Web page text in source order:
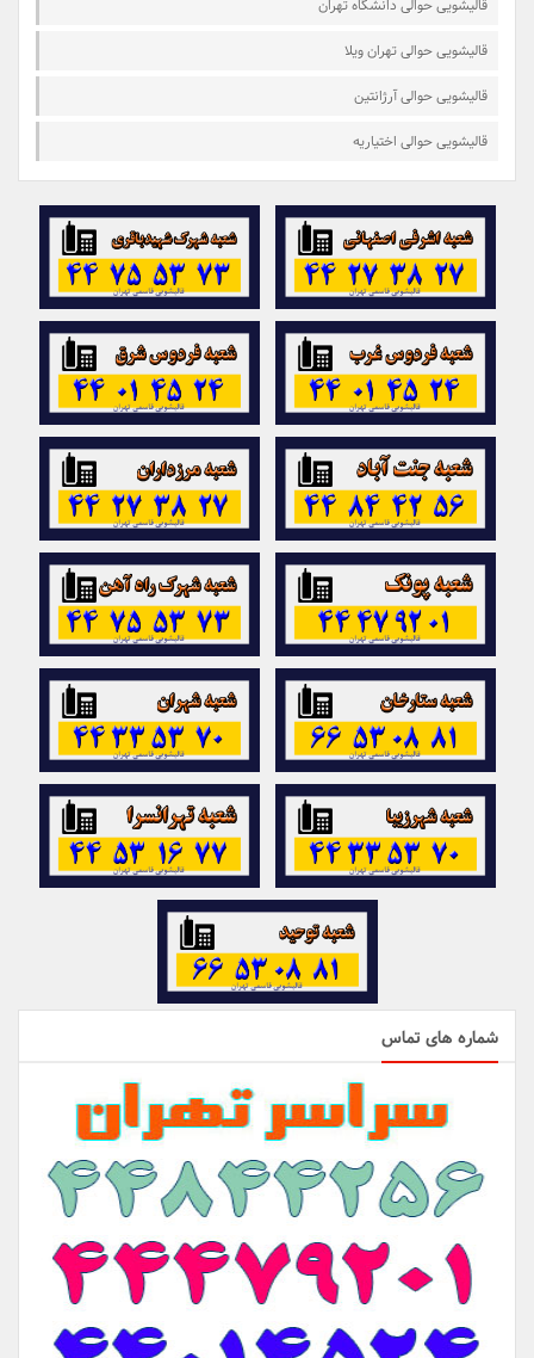
قالیشویی حوالی دانشگاه تهران
قالیشویی حوالی تهران ویلا
قالیشویی حوالی آرژانتین
قالیشویی حوالی اختیاریه
شماره های تماس